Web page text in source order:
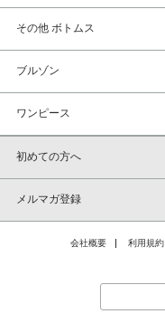
その他 ボトムス
ブルゾン
ワンピース
初めての方へ
メルマガ登録
会社概要 利用規約